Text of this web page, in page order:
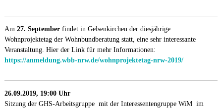
Am 27. Septemberfindet in Gelsenkirchen der diesjährige
Wohnprojektetag der Wohnbundberatung statt, eine sehr interessante
Veranstaltung. Hier der Link für mehr Informationen:
https://anmeldung.wbb-nrw.de/wohnprojektetag-nrw-2019/
26.09.2019, 19:00 Uhr
Sitzung der GHS-Arbeitsgruppe mit der Interessentengruppe WiM im